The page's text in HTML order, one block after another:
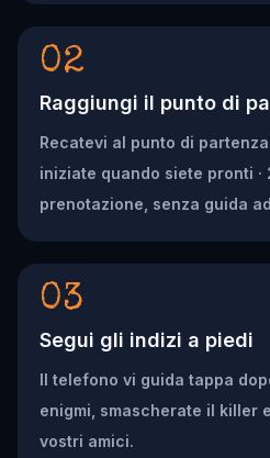
02
Raggiungi il punto di
Recatevi al punto di
iniziate quando siete pronti ·
prenotazione, senza guida
03
Segui gli indizi a piedi
Il telefono vi guida tappa
enigmi, smascherate il killer
vostri amici.